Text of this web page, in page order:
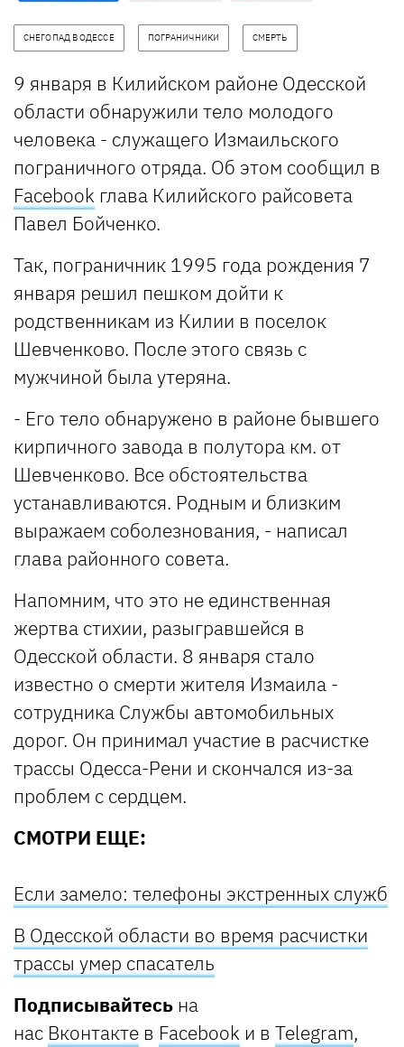
СНЕГОПАД В ОДЕССЕ ПОГРАНИЧНИКИ СМЕРТЬ
9 января в Килийском районе Одесской
области обнаружили тело молодого
человека - служащего Измаильского
пограничного отряда. Об этом сообщил в
Facebook глава Килийского райсовета
Павел Бойченко.
Так, пограничник 1995 года рождения 7
января решил пешком дойти к
родственникам из Килии в поселок
Шевченково. После этого связь с
мужчиной была утеряна.
- Его тело обнаружено в районе бывшего
кирпичного завода в полутора км. от
Шевченково. Все обстоятельства
устанавливаются. Родным и близким
выражаем соболезнования, - написал
глава районного совета.
Напомним, что это не единственная
жертва стихии, разыгравшейся в
Одесской области. 8 января стало
известно о смерти жителя Измаила -
сотрудника Службы автомобильных
дорог. Он принимал участие в расчистке
трассы Одесса-Рени и скончался из-за
проблем с сердцем.
СМОТРИ ЕЩЕ:
Если замело: телефоны экстренных служб
В Одесской области во время расчистки
трассы умер спасатель
Подписывайтесь на
нас Вконтакте в Facebook и в Telegram,